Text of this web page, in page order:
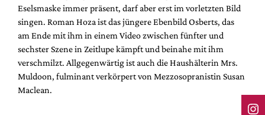
Eselsmaske immer präsent, darf aber erst im vorletzten Bild
singen. Roman Hoza ist das jüngere Ebenbild Osberts, das
am Ende mit ihm in einem Video zwischen fünfter und
sechster Szene in Zeitlupe kämpft und beinahe mit ihm
verschmilzt. Allgegenwärtig ist auch die Haushälterin Mrs.
Muldoon, fulminant verkörpert von Mezzosopranistin Susan
Maclean.